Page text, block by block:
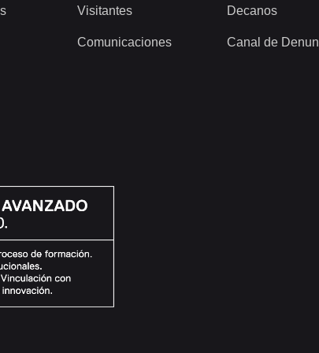
Visitantes
Comunicaciones
Decanos
Canal de